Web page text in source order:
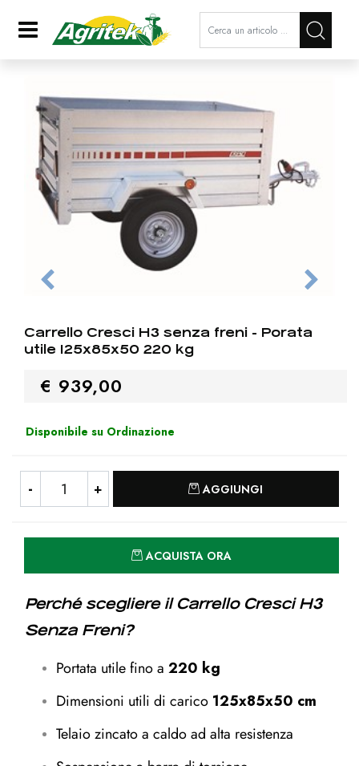
Open La modifica di un filtro
Carrello Cresci H3 senza freni - Porata
utile 125x85x50 220 kg
€ 939,00
Disponibile su Ordinazione
AGGIUNGI
ACQUISTA ORA
Perché scegliere il Carrello Cresci H3
Senza Freni?
Portata utile fino a 220 kg
Dimensioni utili di carico 125x85x50 cm
Telaio zincato a caldo ad alta resistenza